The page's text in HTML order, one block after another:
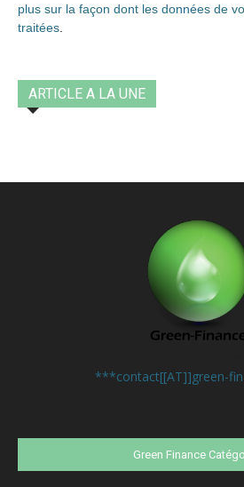
plus sur la façon dont les données de
traitées
ARTICLE A LA UNE
***contact[[AT]]green-
Green Finance